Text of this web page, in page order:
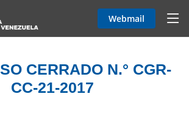
Webmail
CERRADO N.° CGR-
CC-21-2017